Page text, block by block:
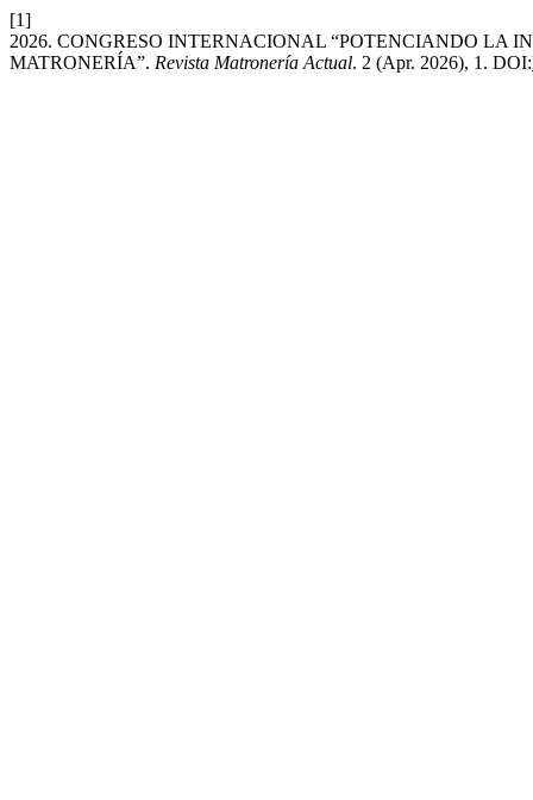
[1]
2026. CONGRESO INTERNACIONAL “POTENCIANDO LA
MATRONERÍA”. Revista Matronería Actual. 2 (Apr. 2026), 1. DOI: